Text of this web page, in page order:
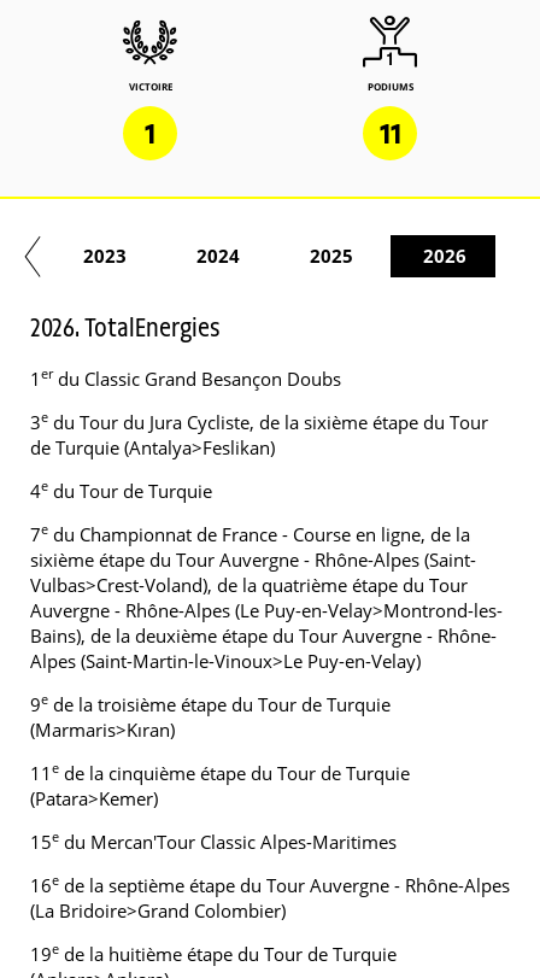
VICTOIRE
1
PODIUMS
11
2023 2024 2025 2026
2026. TotalEnergies
1 erdu Classic Grand Besançon Doubs
3e du Tour du Jura Cycliste, de la sixième étape du Tour
de Turquie (Antalya>Feslikan)
4e du Tour de Turquie
7e du Championnat de France - Course en ligne, de la
sixième étape du Tour Auvergne - Rhône-Alpes (Saint-
Vulbas>Crest-Voland), de la quatrième étape du Tour
Auvergne - Rhône-Alpes (Le Puy-en-Velay>Montrond-les-
Bains), de la deuxième étape du Tour Auvergne - Rhône-
Alpes (Saint-Martin-le-Vinoux>Le Puy-en-Velay)
9e de la troisième étape du Tour de Turquie
(Marmaris>Kıran)
11 e de la cinquième étape du Tour de Turquie
(Patara>Kemer)
15e du Mercan'Tour Classic Alpes-Maritimes
16e de la septième étape du Tour Auvergne - Rhône-Alpes
(La Bridoire>Grand Colombier)
19e de la huitième étape du Tour de Turquie